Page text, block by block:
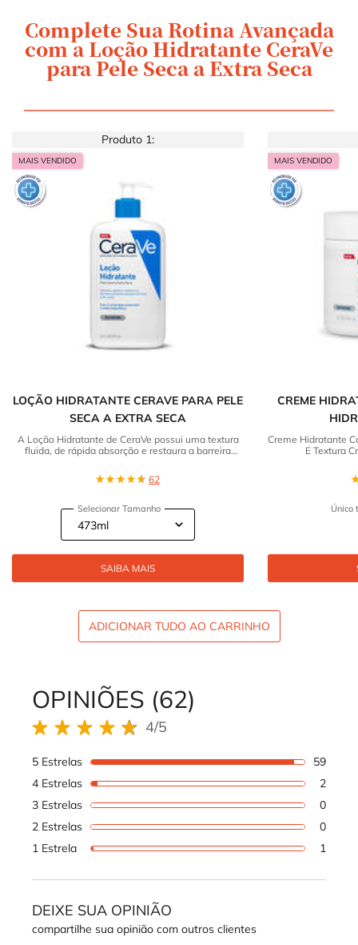
COMPLETE SUA ROTINA
Complete Sua Rotina Avançada
com a Loção Hidratante CeraVe
para Pele Seca a Extra Seca
Produto 1:
MAIS VENDIDO
LOÇÃO HIDRATANTE CERAVE PARA PELE
SECA A EXTRA SECA
A Loção Hidratante de CeraVe possui uma textura
fluida, de rápida absorção e restaura a barreira
62
Selecionar Tamanho
SAIBA MAIS
MAIS VENDIDO
CREME
Creme Hidratante
E Textura
Único
ADICIONAR TUDO AO CARRINHO
OPINIÕES (62)
4 out of 5 stars. 4/5
5 Estrelas 59
4 Estrelas
2
3 Estrelas
0
2 Estrelas
0
1 Estrela
1
DEIXE SUA OPINIÃO
compartilhe sua opinião com outros clientes